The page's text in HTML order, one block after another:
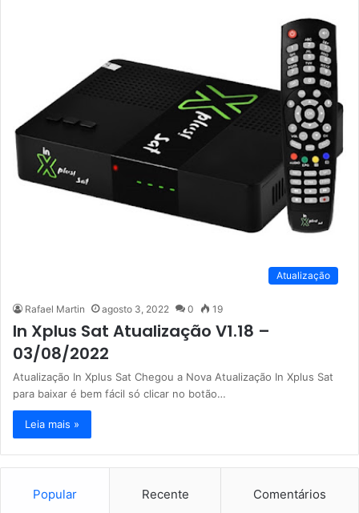
Atualização
Rafael Martin agosto 3, 2022 0 19
In Xplus Sat Atualização V1.18 –
03/08/2022
Atualização In Xplus Sat Chegou a Nova Atualização In Xplus Sat
para baixar é bem fácil só clicar no botão…
Leia mais »
Popular Recente Comentários